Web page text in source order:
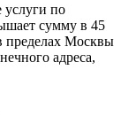
услуги по
сумму в 45
пределах Москвы
адреса,